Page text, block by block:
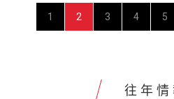
1 2 3 4 5
往年情